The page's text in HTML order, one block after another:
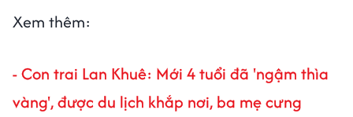
Xem thêm:
-Con trai Lan Khuê: Mới 4 tuổi đã 'ngậm thìa
vàng', được du lịch khắp nơi, ba mẹ cưng